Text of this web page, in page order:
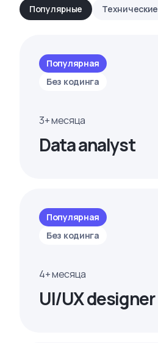
Популярные Технические
Популярная
Без кодинга
3+ месяца
Data analyst
Популярная
Без кодинга
4+ месяца
UI/UX designer